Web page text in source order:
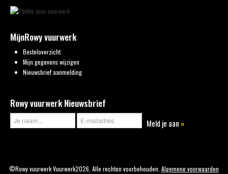
MijnRowy vuurwerk
Besteloverzicht
Mijn gegevens wijzigen
Nieuwsbrief aanmelding
Rowy vuurwerk Nieuwsbrief
Meld je aan »
©Rowy vuurwerk Vuurwerk2026, Alle rechten voorbehouden. Algemene voorwaarden